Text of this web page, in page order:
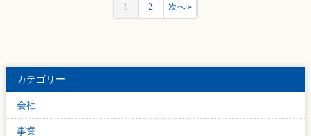
1 2 次へ »
カテゴリー
会社
事業